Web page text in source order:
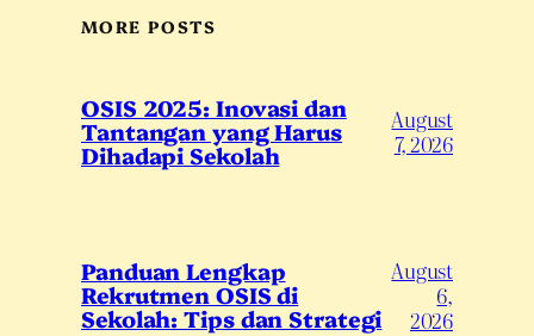
MORE POSTS
OSIS 2025: Inovasi dan
Tantangan yang Harus
Dihadapi Sekolah
August
7, 2026
Panduan Lengkap
Rekrutmen OSIS di
Sekolah: Tips dan Strategi
August
6,
2026